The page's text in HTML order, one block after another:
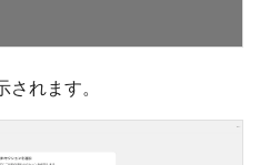
れます。